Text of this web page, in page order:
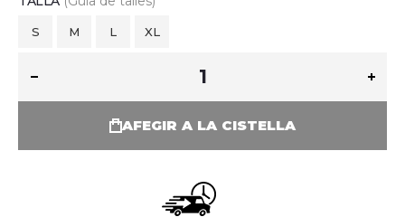
S M L XL
AFEGIR A LA CISTELLA